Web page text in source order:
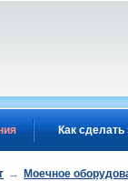
Как сделать
→ Моечное